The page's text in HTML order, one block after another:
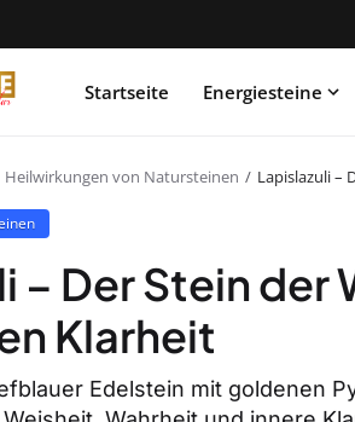
Startseite Energiesteine
Heilwirkungen von Natursteinen Lapislazuli –
– Der Stein der
Klarheit
Edelstein mit goldenen